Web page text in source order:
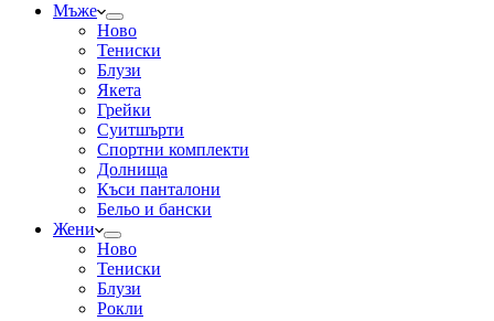
Мъже
Ново
Тениски
Блузи
Якета
Грейки
Суитшърти
Спортни комплекти
Долнища
Къси панталони
Бельо и бански
Жени
Ново
Тениски
Блузи
Рокли